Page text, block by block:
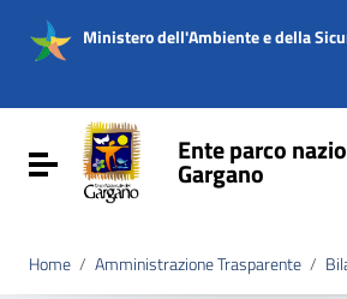
Vai al menu di navigazione
Vai al footer
Ministero dell'Ambiente e della
Attiva / disattiva la navigazione
Ente parco
Gargano
Home / Amministrazione Trasparente /